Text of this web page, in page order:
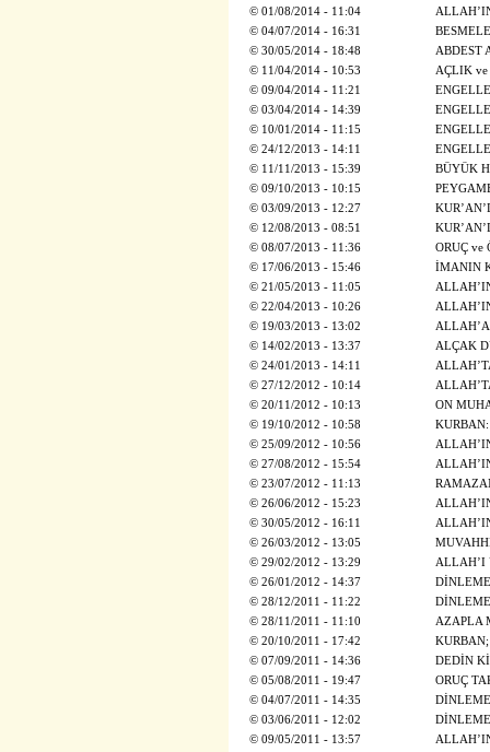
© 01/08/2014 - 11:04
© 04/07/2014 - 16:31
© 30/05/2014 - 18:48
ABDEST
© 11/04/2014 - 10:53
AÇLIK ve
© 09/04/2014 - 11:21
© 03/04/2014 - 14:39
© 10/01/2014 - 11:15
© 24/12/2013 - 14:11
© 11/11/2013 - 15:39
BÜYÜK
© 09/10/2013 - 10:15
© 03/09/2013 - 12:27
© 12/08/2013 - 08:51
© 08/07/2013 - 11:36
ORUÇ ve
© 17/06/2013 - 15:46
İMANIN
© 21/05/2013 - 11:05
© 22/04/2013 - 10:26
© 19/03/2013 - 13:02
© 14/02/2013 - 13:37
ALÇAK
© 24/01/2013 - 14:11
© 27/12/2012 - 10:14
© 20/11/2012 - 10:13
ON
© 19/10/2012 - 10:58
© 25/09/2012 - 10:56
© 27/08/2012 - 15:54
© 23/07/2012 - 11:13
© 26/06/2012 - 15:23
© 30/05/2012 - 16:11
© 26/03/2012 - 13:05
© 29/02/2012 - 13:29
ALLAH’I
© 26/01/2012 - 14:37
© 28/12/2011 - 11:22
© 28/11/2011 - 11:10
AZAPLA
© 20/10/2011 - 17:42
© 07/09/2011 - 14:36
DEDİN
© 05/08/2011 - 19:47
ORUÇ
© 04/07/2011 - 14:35
© 03/06/2011 - 12:02
© 09/05/2011 - 13:57